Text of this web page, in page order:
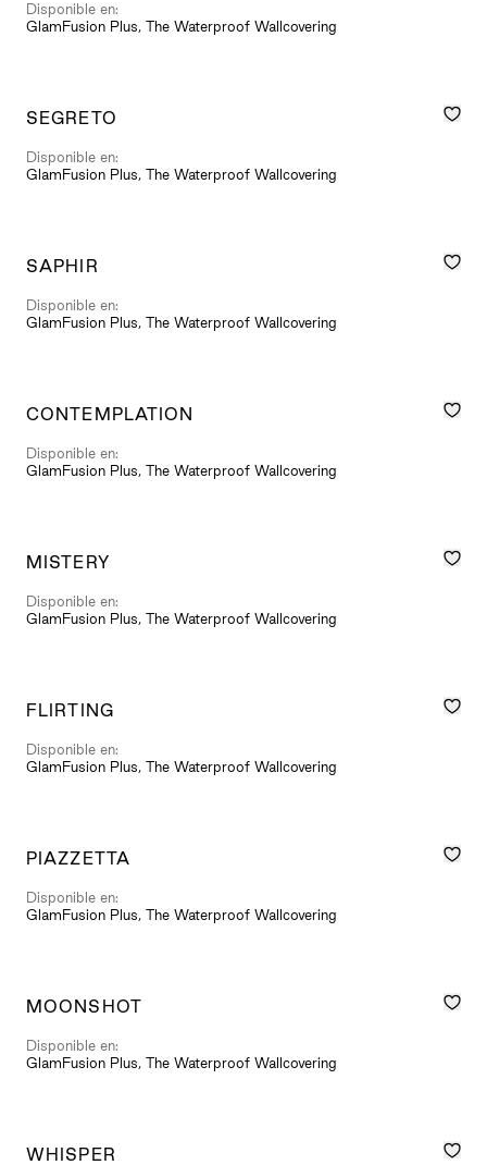
Disponible en:
GlamFusion Plus, The Waterproof Wallcovering
SEGRETO
Disponible en:
GlamFusion Plus, The Waterproof Wallcovering
SAPHIR
Disponible en:
GlamFusion Plus, The Waterproof Wallcovering
CONTEMPLATION
Disponible en:
GlamFusion Plus, The Waterproof Wallcovering
MISTERY
Disponible en:
GlamFusion Plus, The Waterproof Wallcovering
FLIRTING
Disponible en:
GlamFusion Plus, The Waterproof Wallcovering
PIAZZETTA
Disponible en:
GlamFusion Plus, The Waterproof Wallcovering
MOONSHOT
Disponible en:
GlamFusion Plus, The Waterproof Wallcovering
WHISPER